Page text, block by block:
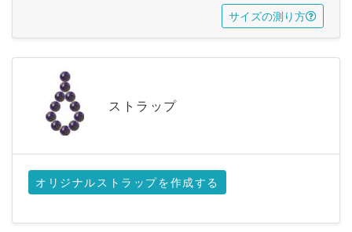
サイズの測り方
ストラップ
オリジナルストラップを作成する